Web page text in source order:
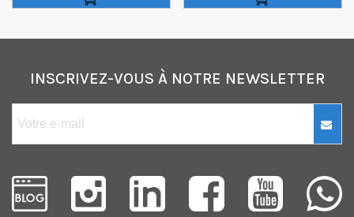
INSCRIVEZ-VOUS À NOTRE NEWSLETTER